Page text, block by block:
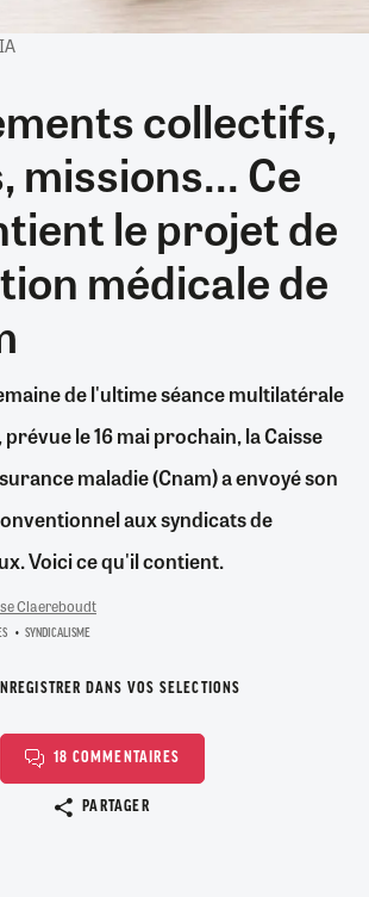
collectifs,
Ce
le projet de
médicale de
de l'ultime séance multilatérale
le 16 mai prochain, la Caisse
maladie (Cnam) a envoyé son
aux syndicats de
Voici ce qu'il contient.
Claereboudt
SYNDICALISME
DANS VOS SELECTIONS
18 COMMENTAIRES
PARTAGER